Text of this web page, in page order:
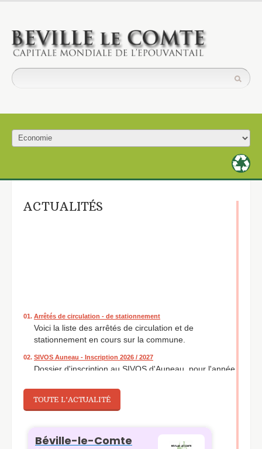
ACTUALITÉS
01. Arrêtés de circulation - de stationnement
Voici la liste des arrêtés de circulation et de
stationnement en cours sur la commune.
02. SIVOS Auneau - Inscription 2026 / 2027
Dossier d'inscription au SIVOS d'Auneau, pour l'année
03.Cartes d'identité Passeports et Cartes Grises
La Mairie de Béville-le-Comte ne fait pas les
ou de votre passeport uniquement dans certaines
TOUTE L'ACTUALITÉ